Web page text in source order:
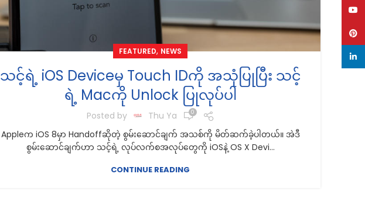
FEATURED, NEWS
သင့်ရဲ့ iOS Deviceမှ Touch IDကို အသုံပြုပြီး သင့်
ရဲ့ Macကို Unlock ပြုလုပ်ပါ
Posted by Thu Ya 0
Appleက iOS 8မှာ Handoffဆိုတဲ့ စွမ်းဆောင်ချက် အသစ်ကို မိတ်ဆက်ခဲ့ပါတယ်။ အဲဒီ
စွမ်းဆောင်ချက်ဟာ သင့်ရဲ့ လုပ်လက်စအလုပ်တွေကို iOSနဲ့ OS X Devi...
CONTINUE READING